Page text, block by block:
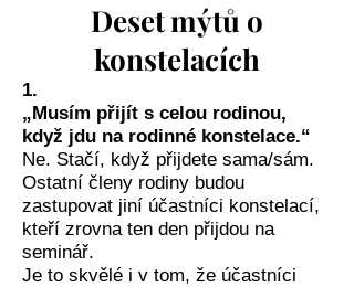
Desetmýtů o
konstelacích
1.
„Musím přijít s celou rodinou,
když jdu na rodinné konstelace.“
Ne. Stačí, když přijdete sama/sám.
Ostatní členy rodiny budou
zastupovat jiní účastníci konstelací,
kteří zrovna ten den přijdou na
seminář.
Je to skvělé i v tom, že účastníci